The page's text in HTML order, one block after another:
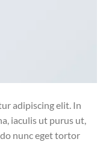
adipiscing elit. In
iaculis ut purus ut,
nunc eget tortor